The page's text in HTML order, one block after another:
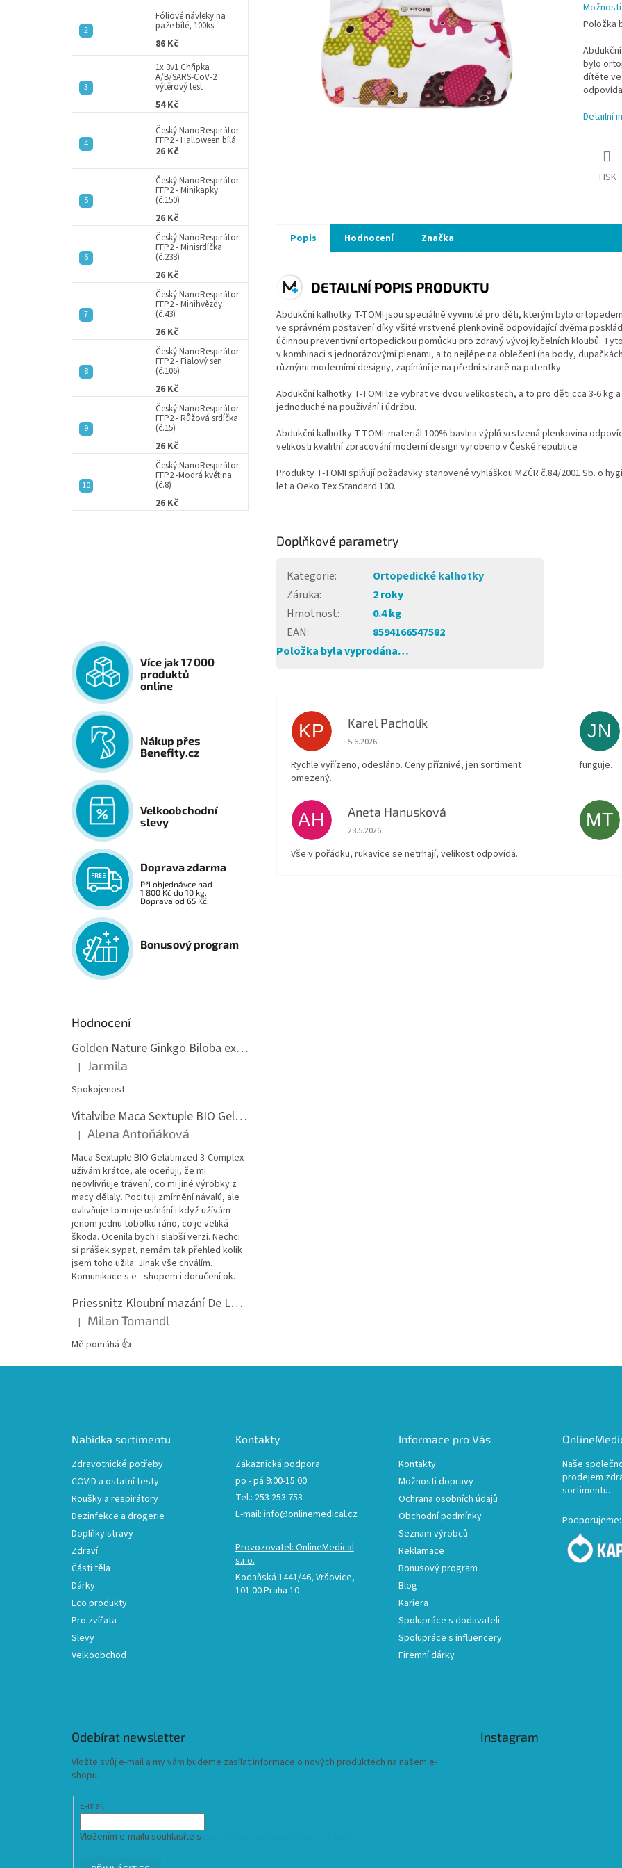
Fóliové návleky na
paže bílé, 100ks
86 Kč
1x 3v1 Chřipka
A/B/SARS-CoV-2
výtěrový test
54 Kč
Český NanoRespirátor
FFP2 - Halloween bílá
26 Kč
Český NanoRespirátor
FFP2 - Minikapky
(č.150)
26 Kč
Český NanoRespirátor
FFP2 - Minisrdíčka
(č.238)
26 Kč
Český NanoRespirátor
FFP2 - Minihvězdy
(č.43)
26 Kč
Český NanoRespirátor
FFP2 - Fialový sen
(č.106)
26 Kč
Český NanoRespirátor
FFP2 - Růžová srdíčka
(č.15)
26 Kč
Český NanoRespirátor
FFP2 -Modrá květina
(č.8)
26 Kč
Více jak 17 000
produktů
online
Nákup přes
Benefity.cz
Velkoobchodní
slevy
Doprava zdarma
Při objednávce nad
1 800 Kč do 10 kg.
Doprava od 65 Kč.
Bonusový program
Hodnocení
Golden Nature Ginkgo Biloba extrakt 50:1 60mg, 100 kapslí
Hodnocení produktu je 5 z 5 hvězdiček.
| Jarmila
Spokojenost
Vitalvibe Maca Sextuple BIO Gelatinized 3-Complex, 60 kapslí
Hodnocení produktu je 5 z 5 hvězdiček.
| Alena Antoňáková
Maca Sextuple BIO Gelatinized 3-Complex -
užívám krátce, ale oceňuji, že mi
neovlivňuje trávení, co mi jiné výrobky z
macy dělaly. Pociťuji zmírnění návalů, ale
ovlivňuje to moje usínání i když užívám
jenom jednu tobolku ráno, co je veliká
škoda. Ocenila bych i slabší verzi. Nechci
si prášek sypat, nemám tak přehled kolik
jsem toho užila. Jinak vše chválím.
Komunikace s e - shopem i doručení ok.
Priessnitz Kloubní mazání De Luxe, 200ml
Hodnocení produktu je 5 z 5 hvězdiček.
| Milan Tomandl
Mě pomáhá 👍
Položka
bylo
dítěte
Detailní
TISK
Popis Hodnocení Značka
DETAILNÍ POPIS PRODUKTU
Abdukční kalhotky T-TOMI jsou speciálně vyvinuté pro děti, kterým bylo
ve správném postavení díky všité vrstvené plenkovině odpovídající dvěma
účinnou preventivní ortopedickou pomůcku pro zdravý vývoj kyčelních kloubů.
v kombinaci s jednorázovými plenami, a to nejlépe na oblečení (na body,
různými moderními designy, zapínání je na přední straně na patentky.
Abdukční kalhotky T-TOMI lze vybrat ve dvou velikostech, a to pro děti cca 3-6 kg
jednoduché na používání i údržbu.
Abdukční kalhotky T-TOMI: materiál 100% bavlna výplň vrstvená plenkovina
velikosti kvalitní zpracování moderní design vyrobeno v České republice
Produkty T-TOMI splňují požadavky stanovené vyhláškou MZČR č.84/2001 Sb. o
let a Oeko Tex Standard 100.
Doplňkové parametry
Kategorie:
Ortopedické kalhotky
Záruka:
2 roky
Hmotnost:
0.4 kg
EAN:
8594166547582
Položka byla vyprodána…
KP Karel Pacholík
Hodnocení obchodu je 4 z 5 hvězdiček.
5.6.2026
Rychle vyřízeno, odesláno. Ceny příznivé, jen sortiment
omezený.
JN
funguje.
AH Aneta Hanusková
Hodnocení obchodu je 5 z 5 hvězdiček.
28.5.2026
Vše v pořádku, rukavice se netrhají, velikost odpovídá.
MT
Nabídka sortimentu
Zdravotnické potřeby
COVID a ostatní testy
Roušky a respirátory
Dezinfekce a drogerie
Doplňky stravy
Zdraví
Části těla
Dárky
Eco produkty
Pro zvířata
Slevy
Velkoobchod
Kontakty
Zákaznická podpora:
po - pá 9:00-15:00
Tel.: 253 253 753
E-mail: info@onlinemedical.cz
Provozovatel: OnlineMedical
s.r.o.
Kodaňská 1441/46, Vršovice,
101 00 Praha 10
Informace pro Vás
Kontakty
Možnosti dopravy
Ochrana osobních údajů
Obchodní podmínky
Seznam výrobců
Reklamace
Bonusový program
Blog
Kariera
Spolupráce s dodavateli
Spolupráce s influencery
Firemní dárky
Naše
prodejem
sortimentu.
Podporujeme:
Odebírat newsletter
Vložte svůj e-mail a my vám budeme zasílat informace o nových produktech na našem e-
shopu.
E-mail
Vložením e-mailu souhlasíte s
Instagram